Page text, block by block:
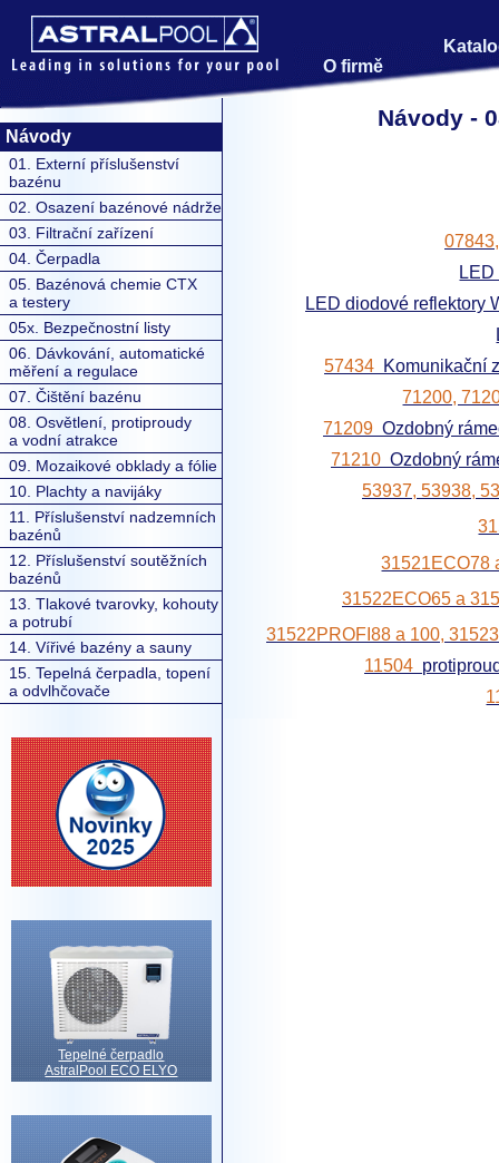
O firmě
Návody
01. Externí příslušenství
bazénu
02. Osazení bazénové nádrže
03. Filtrační zařízení
04. Čerpadla
05. Bazénová chemie CTX
a testery
05x. Bezpečnostní listy
06. Dávkování, automatické
měření a regulace
07. Čištění bazénu
08. Osvětlení, protiproudy
a vodní atrakce
09. Mozaikové obklady a fólie
10. Plachty a navijáky
11. Příslušenství nadzemních
bazénů
12. Příslušenství soutěžních
bazénů
13. Tlakové tvarovky, kohouty
a potrubí
14. Vířivé bazény a sauny
15. Tepelná čerpadla, topení
a odvlhčovače
Tepelné čerpadlo
AstralPool ECO ELYO
Návody -
LED diodové reflektory
57434 Komunikační
71200,
71209 Ozdobný
71210 Ozdobný
53937, 53938,
31522ECO65 a
31522PROFI88 a 100,
11504